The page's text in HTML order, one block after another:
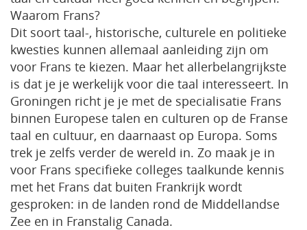
Waarom Frans?
Dit soort taal-, historische, culturele en politieke
kwesties kunnen allemaal aanleiding zijn om
voor Frans te kiezen. Maar het allerbelangrijkste
is dat je je werkelijk voor die taal interesseert. In
Groningen richt je je met de specialisatie Frans
binnen Europese talen en culturen op de Franse
taal en cultuur, en daarnaast op Europa. Soms
trek je zelfs verder de wereld in. Zo maak je in
voor Frans specifieke colleges taalkunde kennis
met het Frans dat buiten Frankrijk wordt
gesproken: in de landen rond de Middellandse
Zee en in Franstalig Canada.